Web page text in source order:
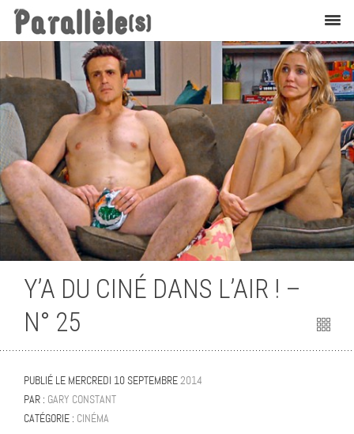
Cinéma
Y’A DU CINÉ DANS L’AIR ! –
N° 25
PUBLIÉ LE MERCREDI 10 SEPTEMBRE2014
PAR : GARY CONSTANT
CATÉGORIE : CINÉMA